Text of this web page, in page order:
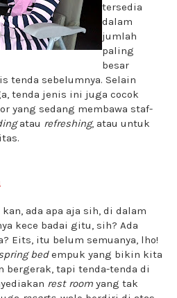
tersedia
dalam
jumlah
paling
besar
tenda sebelumnya. Selain
tenda jenis ini juga cocok
yang sedang membawa staf-
atau refreshing, atau untuk
ada apa aja sih, di dalam
kece badai gitu, sih? Ada
Eits, itu belum semuanya, lho!
bedempuk yang bikin kita
bergerak, tapi tenda-tenda di
rest room yang tak